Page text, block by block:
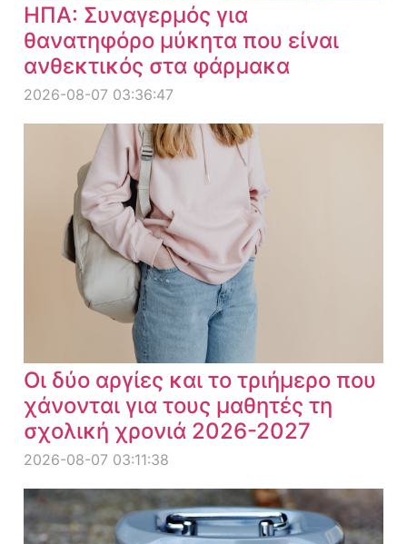
ΗΠΑ: Συναγερμός για
θανατηφόρο μύκητα που είναι
ανθεκτικός στα φάρμακα
2026-08-07 03:36:47
Οι δύο αργίες και το τριήμερο που
χάνονται για τους μαθητές τη
σχολική χρονιά 2026-2027
2026-08-07 03:11:38